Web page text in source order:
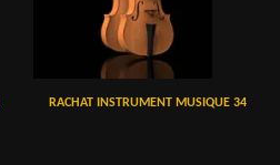
RACHAT INSTRUMENT MUSIQUE 34